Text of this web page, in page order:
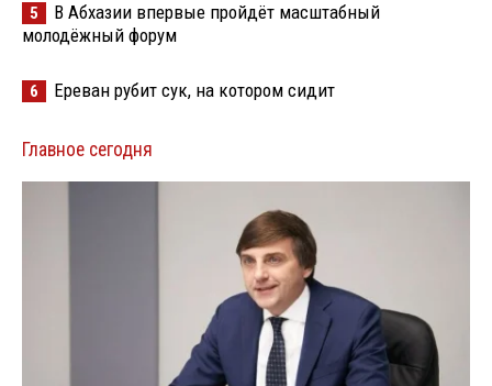
5
В Абхазии впервые пройдёт масштабный
молодёжный форум
6 Ереван рубит сук, на котором сидит
Главное сегодня